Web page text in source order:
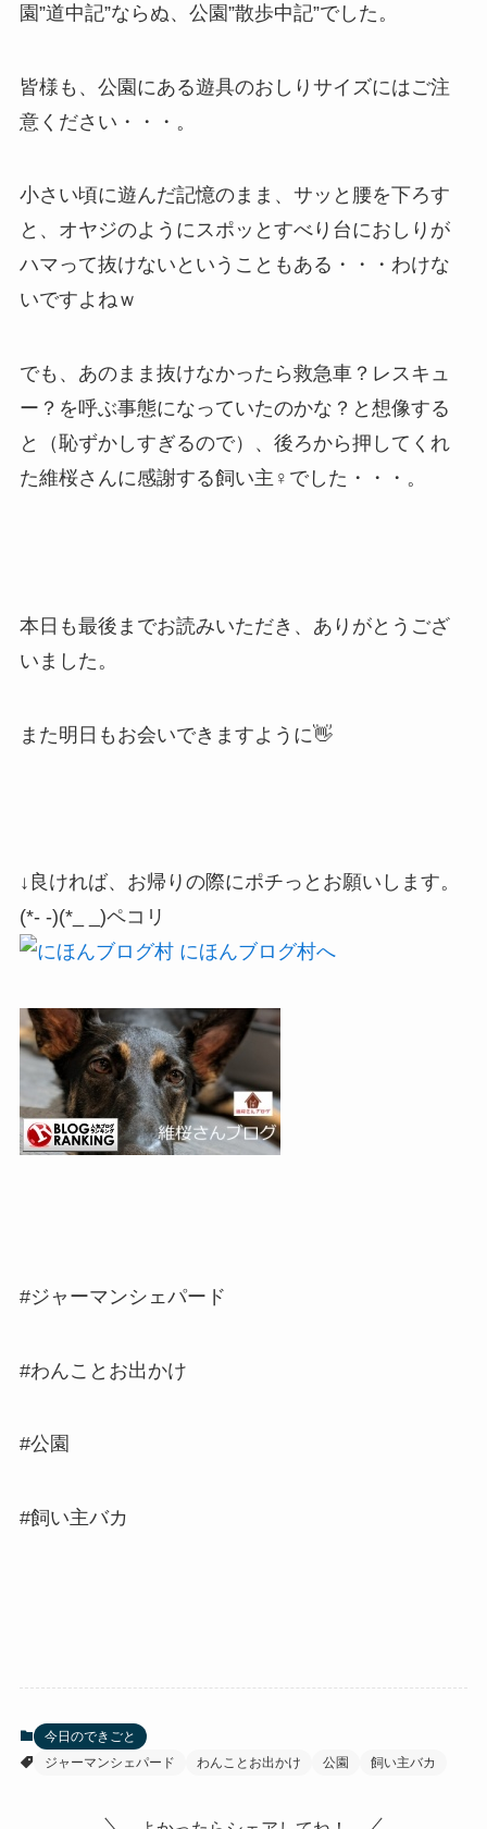
園”道中記”ならぬ、公園”散歩中記”でした。
皆様も、公園にある遊具のおしりサイズにはご注
意ください・・・。
小さい頃に遊んだ記憶のまま、サッと腰を下ろす
と、オヤジのようにスポッとすべり台におしりが
ハマって抜けないということもある・・・わけな
いですよねｗ
でも、あのまま抜けなかったら救急車？レスキュ
ー？を呼ぶ事態になっていたのかな？と想像する
と（恥ずかしすぎるので）、後ろから押してくれ
た維桜さんに感謝する飼い主♀でした・・・。
本日も最後までお読みいただき、ありがとうござ
いました。
また明日もお会いできますように👋
↓良ければ、お帰りの際にポチっとお願いします。
(*- -)(*_ _)ペコリ
#ジャーマンシェパード
#わんことお出かけ
#公園
#飼い主バカ
今日のできごと
ジャーマンシェパード
わんことお出かけ 公園 飼い主バカ